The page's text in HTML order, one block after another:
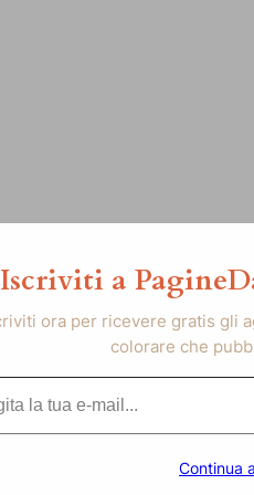
Iscriviti a
ora per ricevere gratis gli
colorare che
Continua